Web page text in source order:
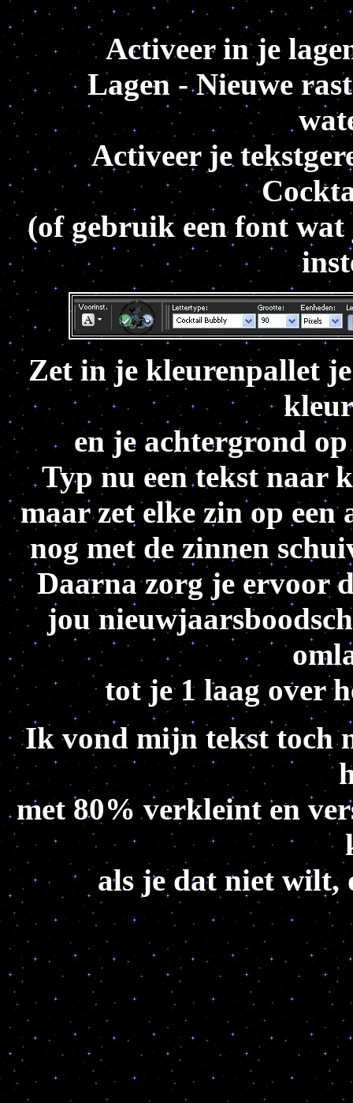
Activeer in je
Lagen - Nieuwe
Activeer je
(of gebruik een font wat
Zet in je kleurenpallet
en je achtergrond
Typ nu een tekst naar
maar zet elke zin op
nog met de zinnen
Daarna zorg je ervoor
jou
tot je 1 laag over
Ik vond mijn tekst toch
met 80% verkleint en
als je dat niet wilt,